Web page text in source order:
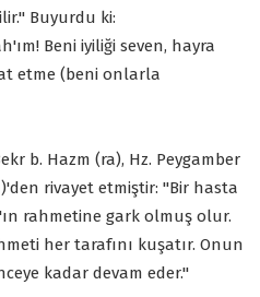
Buyurdu ki:
Beni iyiliği seven, hayra
etme (beni onlarla
b. Hazm (ra), Hz. Peygamber
rivayet etmiştir: "Bir hasta
rahmetine gark olmuş olur.
her tarafını kuşatır. Onun
kadar devam eder."